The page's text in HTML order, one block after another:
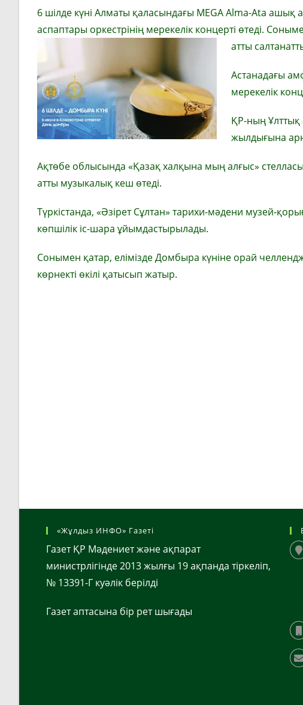
6 шілде күні Алматы қаласындағы MEGA Alma-Ata
аспаптары оркестрінің мерекелік концерті өтеді.
атты
Астанадағы
мерекелік
ҚР-ның Ұлттық
жылдығына
Ақтөбе облысында «Қазақ халқына мың алғыс»
атты музыкалық кеш өтеді.
Түркістанда, «Әзірет Сұлтан» тарихи-мәдени музей-
көпшілік іс-шара ұйымдастырылады.
Сонымен қатар, елімізде Домбыра күніне орай
көрнекті өкілі қатысып жатыр.
«Жұлдыз ИНФО» Газеті
Газет ҚР Мәдениет және ақпарат
министрлігінде 2013 жылғы 19 ақпанда тіркеліп,
№ 13391-Г куәлік берілді
Газет аптасына бір рет шығады